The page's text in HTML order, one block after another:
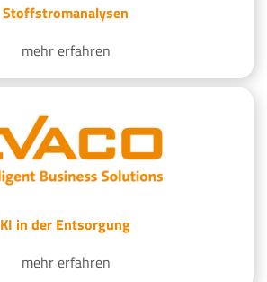
Stoffstromanalysen
mehr erfahren
KI in der Entsorgung
mehr erfahren